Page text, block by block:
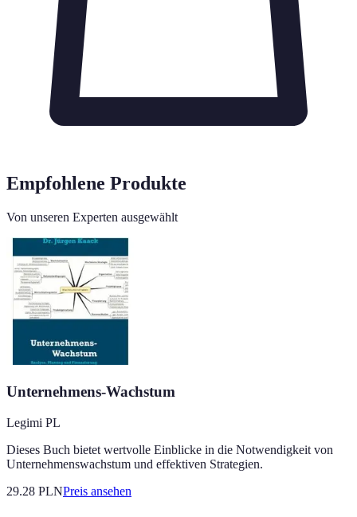
Empfohlene Produkte
Von unseren Experten ausgewählt
Unternehmens-Wachstum
Legimi PL
Dieses Buch bietet wertvolle Einblicke in die Notwendigkeit von
Unternehmenswachstum und effektiven Strategien.
29.28 PLNPreis ansehen